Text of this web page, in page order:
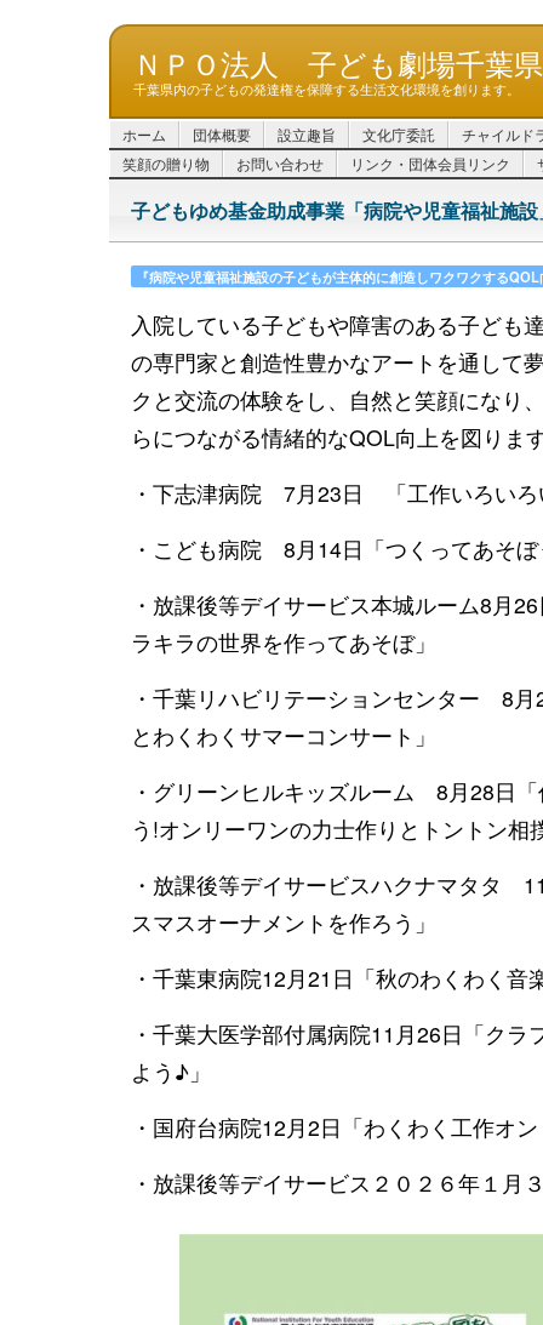
ＮＰＯ法人 子ども劇場千葉
千葉県内の子どもの発達権を保障する生活文化環境を創ります。
ホーム 団体概要 設立趣旨 文化庁委託
チャイルド
笑顔の贈り物
お問い合わせ リンク・団体会員リンク
子どもゆめ基金助成事業「病院や児童福祉施設
『病院や児童福祉施設の子どもが主体的に創造しワクワクする
入院している子どもや障害のある子ども
の専門家と創造性豊かなアートを通して
クと交流の体験をし、自然と笑顔になり
らにつながる情緒的なQOL向上を図りま
・下志津病院 7月23日 「工作いろいろ
・こども病院 8月14日「つくってあそ
・放課後等デイサービス本城ルーム8月
ラキラの世界を作ってあそぼ」
・千葉リハビリテーションセンター 8
とわくわくサマーコンサート」
・グリーンヒルキッズルーム 8月28日
う!オンリーワンの力士作りとトントン相
・放課後等デイサービスハクナマタタ
スマスオーナメントを作ろう」
・千葉東病院12月21日「秋のわくわく音
・千葉大医学部付属病院11月26日「クラ
よう♪」
・国府台病院12月2日「わくわく工作オ
・放課後等デイサービス２０２６年１月